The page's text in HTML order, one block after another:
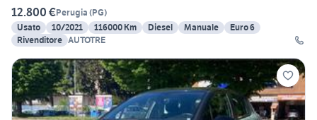
12.800 €Perugia (PG)
Usato
10/2021 116000 Km Diesel Manuale
Euro 6
Rivenditore AUTOTRE